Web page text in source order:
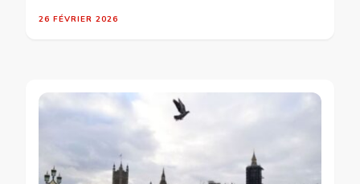
26 FÉVRIER 2026